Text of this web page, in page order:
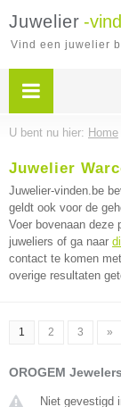
Juwelier -
Vind een juwelier
U bent nu hier: Home
Juwelier
Juwelier-vinden.be
geldt ook voor de
Voer bovenaan deze
juweliers of ga naar
contact te komen
overige resultaten
1 2 3 »
OROGEM Jewelers
Niet gevestigd